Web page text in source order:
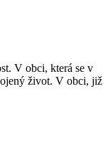
V obci, která se v
život. V obci, již